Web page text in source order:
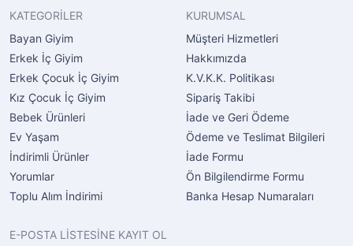
KATEGORİLER
Bayan Giyim
Erkek İç Giyim
Erkek Çocuk İç Giyim
Kız Çocuk İç Giyim
Bebek Ürünleri
Ev Yaşam
İndirimli Ürünler
Yorumlar
Toplu Alım İndirimi
KURUMSAL
Müşteri Hizmetleri
Hakkımızda
K.V.K.K. Politikası
Sipariş Takibi
İade ve Geri Ödeme
Ödeme ve Teslimat Bilgileri
İade Formu
Ön Bilgilendirme Formu
Banka Hesap Numaraları
E-POSTA LİSTESİNE KAYIT OL